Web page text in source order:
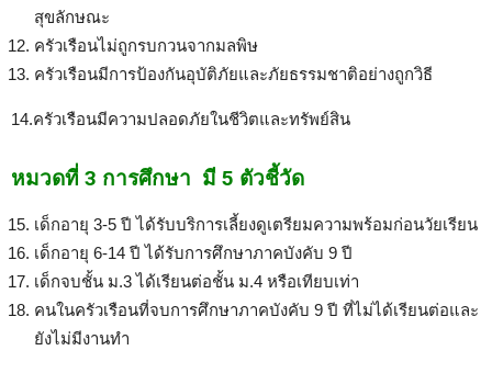
สุขลักษณะ
ครัวเรือนไม่ถูกรบกวนจากมลพิษ
ครัวเรือนมีการป้องกันอุบัติภัยและภัยธรรมชาติอย่างถูกวิธี
14.ครัวเรือนมีความปลอดภัยในชีวิตและทรัพย์สิน
หมวดที่ 3 การศึกษา มี 5 ตัวชี้วัด
เด็กอายุ 3-5 ปี ได้รับบริการเลี้ยงดูเตรียมความพร้อมก่อนวัยเรียน
เด็กอายุ 6-14 ปี ได้รับการศึกษาภาคบังคับ 9 ปี
เด็กจบชั้น ม.3 ได้เรียนต่อชั้น ม.4 หรือเทียบเท่า
คนในครัวเรือนที่จบการศึกษาภาคบังคับ 9 ปี ที่ไม่ได้เรียนต่อและ
ยังไม่มีงานทำ